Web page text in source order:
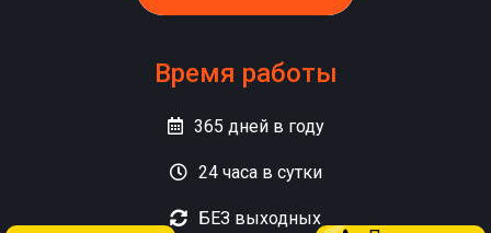
Время работы
365 дней в году
24часа в сутки
БЕЗ выходных